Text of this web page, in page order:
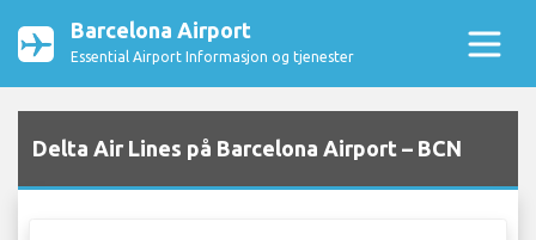
Barcelona Airport
Essential Airport Informasjon og tjenester
Delta Air Lines på Barcelona Airport – BCN